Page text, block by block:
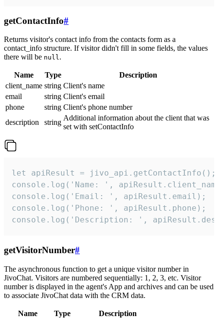
getContactInfo#
Returns visitor's contact info from the contacts form as a
contact_info structure. If visitor didn't fill in some fields, the values
there will be null.
Name Type
Description
client_name string Client's name
email
string Client's email
phone
string Client's phone number
description
string
Additional information about the client that was
set with setContactInfo
let apiResult = jivo_api.getContactInfo();
console.log('Name: ',
console.log('Email: ', apiResult.email);
console.log('Phone: ', apiResult.phone);
console.log('Description: ',
getVisitorNumber#
The asynchronous function to get a unique visitor number in
JivoChat. Visitors are numbered sequentially: 1, 2, 3, etc. Visitor
number is displayed in the agent's App and archives and can be used
to associate JivoChat data with the CRM data.
Name Type
Description